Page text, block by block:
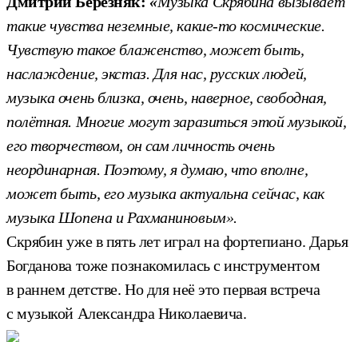
такие чувства неземные, какие-то космические.
Чувствую такое блаженство, может быть,
наслаждение, экстаз. Для нас, русских людей,
музыка очень близка, очень, наверное, свободная,
полётная. Многие могут заразиться этой музыкой,
его творчеством, он сам личность очень
неординарная. Поэтому, я думаю, что вполне,
может быть, его музыка актуальна сейчас, как
музыка Шопена и Рахманиновым».
Скрябин уже в пять лет играл на фортепиано. Дарья
Богданова тоже познакомилась с инструментом
в раннем детстве. Но для неё это первая встреча
с музыкой Александра Николаевича.